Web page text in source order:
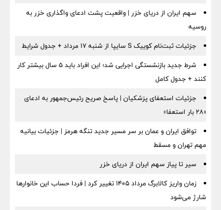
سهم ایران از دریای خزر | واقعیت پشت ادعای واگذاری خزر به
روسیه
جزئیات ثبت‌نام کوییک S سایپا از شنبه ۱۷ مرداد + جدول شرایط
شرط جدید بازنشستگی اجرایی شد؛ این افراد باید ۵ سال بیشتر کار
کنند + جدول کامل
جزئیات استعفای پزشکیان | پاسخ صریح رئیس‌جمهور به ادعای
«۲۸ بار استعفا»
توافق ایران و عمان بر سر مسیر جدید تنگه هرمز | جزئیات بیانیه
مهم تهران و مسقط
سیر تا پیاز سهم ایران از دریای خزر
زمان واریز کالابرگ مرداد ۱۴۰۵ تغییر کرد | فردا حساب این خانوارها
شارژ می‌شود